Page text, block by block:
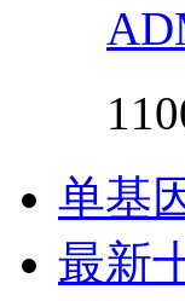
单基
最新